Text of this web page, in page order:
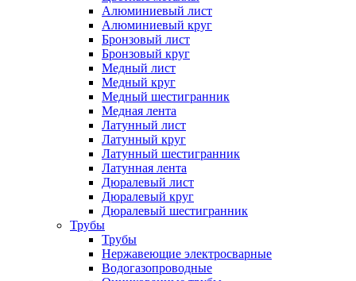
Алюминиевый лист
Алюминиевый круг
Бронзовый лист
Бронзовый круг
Медный лист
Медный круг
Медный шестигранник
Медная лента
Латунный лист
Латунный круг
Латунный шестигранник
Латунная лента
Дюралевый лист
Дюралевый круг
Дюралевый шестигранник
Трубы
Трубы
Нержавеющие электросварные
Водогазопроводные